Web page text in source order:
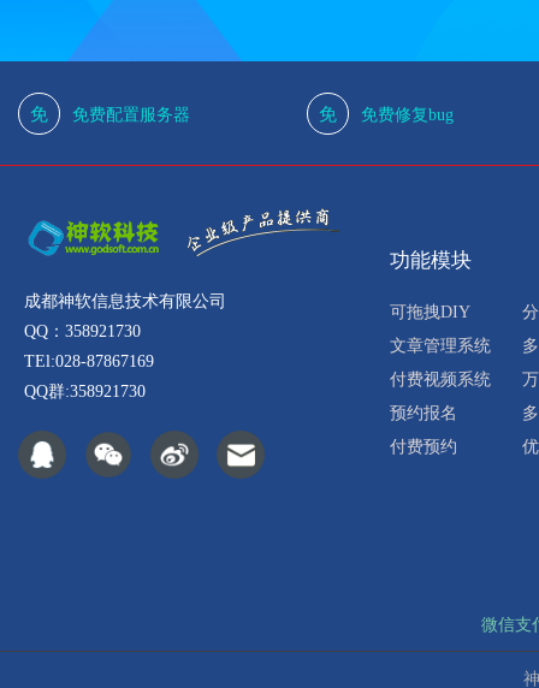
免 免费配置服务器 免 免费修复bug
成都神软信息技术有限公司
QQ：358921730
TEl:028-87867169
QQ群:358921730
功能模块
可拖拽DIY
文章管理系统
付费视频系统
预约报名
付费预约
微信支